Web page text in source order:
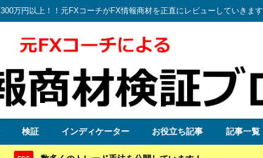
万円以上！！元FXコーチがFX情報商材を正直にレビューしていきます
検証 インディケーター お役立ち記事 記事一覧